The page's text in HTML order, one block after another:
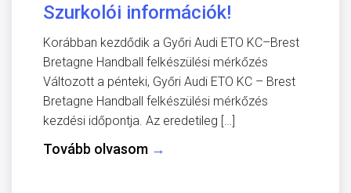
Szurkolói információk!
Korábban kezdődik a Győri Audi ETO KC–Brest
Bretagne Handball felkészülési mérkőzés
Változott a pénteki, Győri Audi ETO KC – Brest
Bretagne Handball felkészülési mérkőzés
kezdési időpontja. Az eredetileg […]
Tovább olvasom →